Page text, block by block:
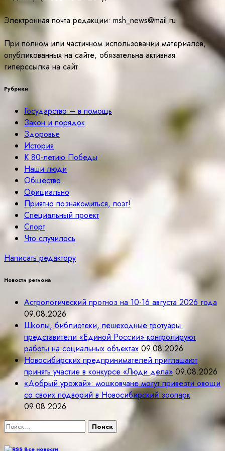
Электронная почта редакции: msh_news@mail.ru
При полном или частичном использовании материалов,
опубликованных на сайте, обязательна активная
гиперссылка на сайт
Рубрики
Государство – в помощь
Закон и порядок
Здоровье
История
К 80-летию Победы
Наши люди
Общество
Официально
Приятно познакомиться, поэт!
Специальный проект
Спорт
Что случилось
Написать редактору
Новости региона
Астрологический прогноз на 10-16 августа 2026 года
09.08.2026
Школы, библиотеки, пешеходные тротуары:
представители «Единой России» контролируют
работы на социальных объектах 09.08.2026
Новосибирских предпринимателей приглашают
принять участие в конкурсе «Люди дела» 09.08.2026
«Добрый урожай»: мошковчане могут привезти овощи
со своих подворий в Новосибирский зоопарк
09.08.2026
Найти:
Все новости